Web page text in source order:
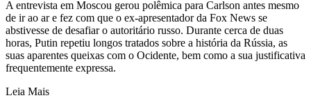
A entrevista em Moscou gerou polêmica para Carlson antes mesmo
de ir ao ar e fez com que o ex-apresentador da Fox News se
abstivesse de desafiar o autoritário russo. Durante cerca de duas
horas, Putin repetiu longos tratados sobre a história da Rússia, as
suas aparentes queixas com o Ocidente, bem como a sua justificativa
frequentemente expressa.
Leia Mais